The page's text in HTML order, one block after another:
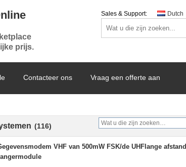
prijs.
Sales & Support: Dutch
Contacteer ons Vraag een offerte aan
(116)
VHF van 500mW FSK/de UHFlange afstand